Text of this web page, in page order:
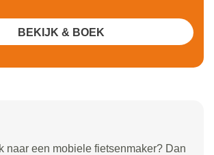
naar een mobiele fietsenmaker? Dan
BEKIJK & BOEK